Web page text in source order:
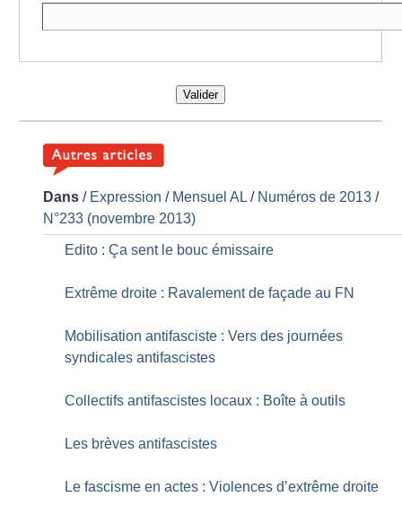
Valider
Dans / Expression / Mensuel AL / Numéros de 2013 /
N°233 (novembre 2013)
Edito : Ça sent le bouc émissaire
Extrême droite : Ravalement de façade au FN
Mobilisation antifasciste : Vers des journées
syndicales antifascistes
Collectifs antifascistes locaux : Boîte à outils
Les brèves antifascistes
Le fascisme en actes : Violences d’extrême droite